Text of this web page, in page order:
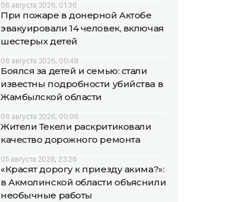
06 августа 2026, 01:36
При пожаре в донерной Актобе
эвакуировали 14 человек, включая
шестерых детей
06 августа 2026, 00:48
Боялся за детей и семью: стали
известны подробности убийства в
Жамбылской области
06 августа 2026, 00:06
Жители Текели раскритиковали
качество дорожного ремонта
05 августа 2026, 23:26
«Красят дорогу к приезду акима?»:
в Акмолинской области объяснили
необычные работы